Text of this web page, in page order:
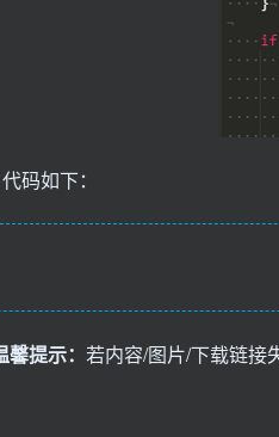
代码如下：
馨提示： 若内容/图片/下载链接